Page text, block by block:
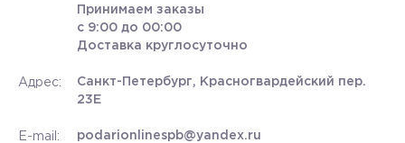
Принимаем заказы
с 9:00 до 00:00
Доставка круглосуточно
Адрес:
Санкт-Петербург, Красногвардейский пер.
23Е
E-mail: podarionlinespb@yandex.ru